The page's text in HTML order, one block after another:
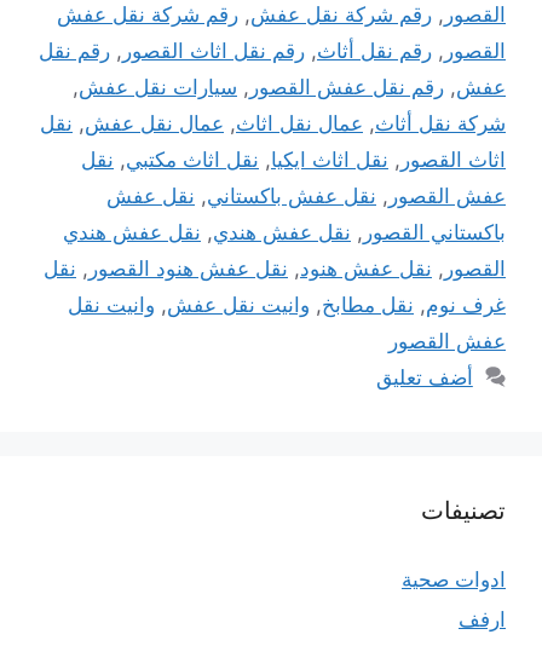
القصور , رقم شركة نقل عفش, رقم شركة نقل عفش
القصور , رقم نقل أثاث, رقم نقل اثاث القصور , رقم نقل
عفش, رقم نقل عفش القصور , سيارات نقل عفش,
شركة نقل أثاث, عمال نقل اثاث, عمال نقل عفش, نقل
اثاث القصور , نقل اثاث ايكيا, نقل اثاث مكتبي, نقل
عفش القصور , نقل عفش باكستاني, نقل عفش
باكستاني القصور , نقل عفش هندي, نقل عفش هندي
القصور , نقل عفش هنود, نقل عفش هنود القصور , نقل
غرف نوم, نقل مطابخ, وانيت نقل عفش, وانيت نقل
عفش القصور
أضف تعليق
تصنيفات
ادوات صحية
ارفف